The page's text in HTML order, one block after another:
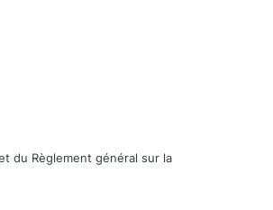
du Règlement général sur la